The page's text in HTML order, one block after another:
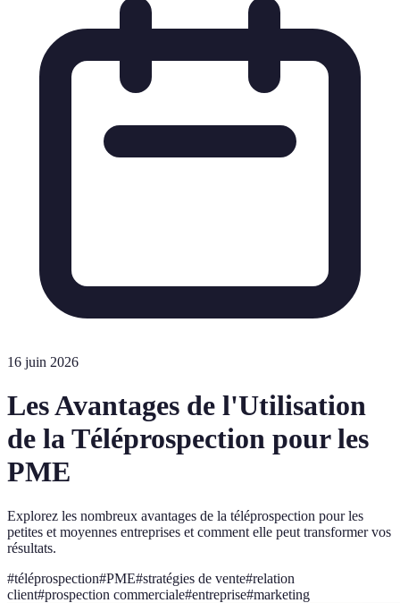
16 juin 2026
Les Avantages de l'Utilisation
de la Téléprospection pour les
PME
Explorez les nombreux avantages de la téléprospection pour les
petites et moyennes entreprises et comment elle peut transformer vos
résultats.
#téléprospection#PME#stratégies de vente#relation
client#prospection commerciale#entreprise#marketing